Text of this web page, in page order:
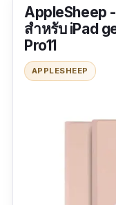
แบบขาตั้งสามทบ
โหมดการดูและก
ช่วยให้ตั้งวางได้
รุ่นที่ 2 ช่วยให้จับ
AppleSheep
สำหรับ iPad
Pro11
APPLESHEEP